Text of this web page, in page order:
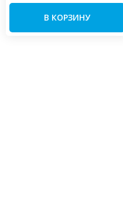
В КОРЗИНУ